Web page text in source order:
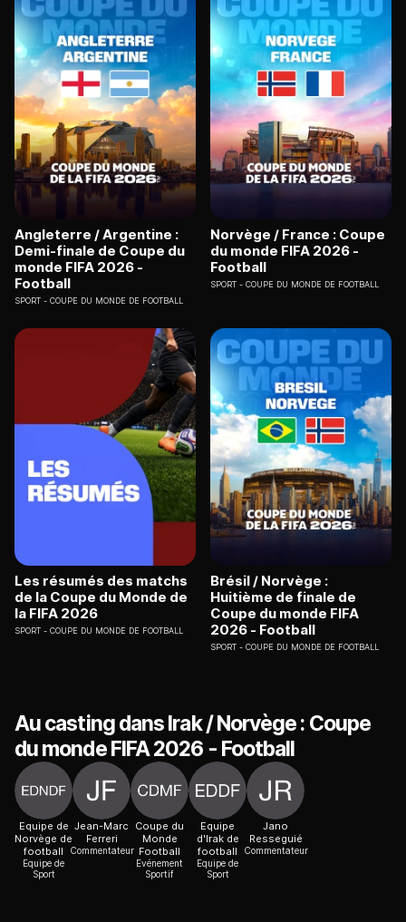
Angleterre / Argentine :
Demi-finale de Coupe du
monde FIFA 2026 -
Football
SPORT COUPE DU MONDE DE FOOTBALL
Norvège / France : Coupe
du monde FIFA 2026 -
Football
SPORT COUPE DU MONDE DE FOOTBALL
Les résumés des matchs
de la Coupe du Monde de
la FIFA 2026
SPORT COUPE DU MONDE DE FOOTBALL
Brésil / Norvège :
Huitième de finale de
Coupe du monde FIFA
2026 - Football
SPORT COUPE DU MONDE DE FOOTBALL
Au casting dans Irak / Norvège : Coupe
du monde FIFA 2026 - Football
Equipe de
Norvège de
football
Equipe de
Sport
Jean-Marc
Ferreri
Commentateur
Coupe du
Monde
Football
Evénement
Sportif
Equipe
d'Irak de
football
Equipe de
Sport
Jano
Resseguié
Commentateur